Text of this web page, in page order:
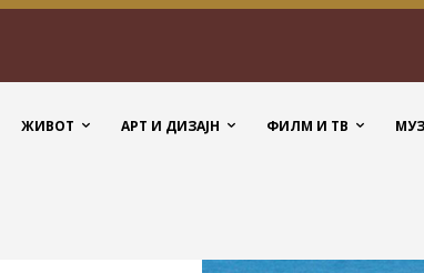
ЖИВОТ АРТ И ДИЗАЈН ФИЛМ И ТВ